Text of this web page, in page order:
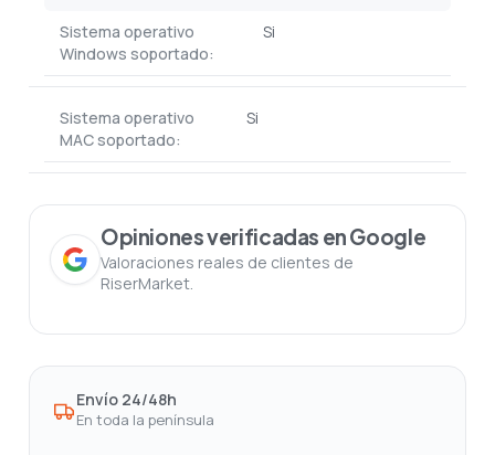
Sistema operativo
Windows soportado:
Si
Sistema operativo
MAC soportado:
Si
Opiniones verificadas en Google
Valoraciones reales de clientes de
RiserMarket.
Envío 24/48h
En toda la península